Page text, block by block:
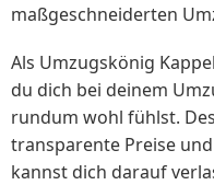
maßgeschneiderten
Als Umzugskönig
du dich bei deinem
rundum wohl fühlst.
transparente Preise
kannst dich darauf